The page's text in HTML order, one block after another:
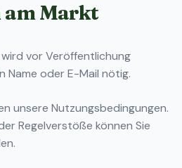
am Markt
vor Veröffentlichung
Name oder E-Mail nötig.
unsere Nutzungsbedingungen.
Regelverstöße können Sie